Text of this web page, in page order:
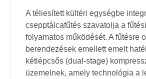
A téliesített kültéri egységbe
csepptálcafűtés szavatolja a
folyamatos működését. A fűtésre
berendezések emellett emelt
kétlépcsős (dual-stage)
üzemelnek, amely technológia a